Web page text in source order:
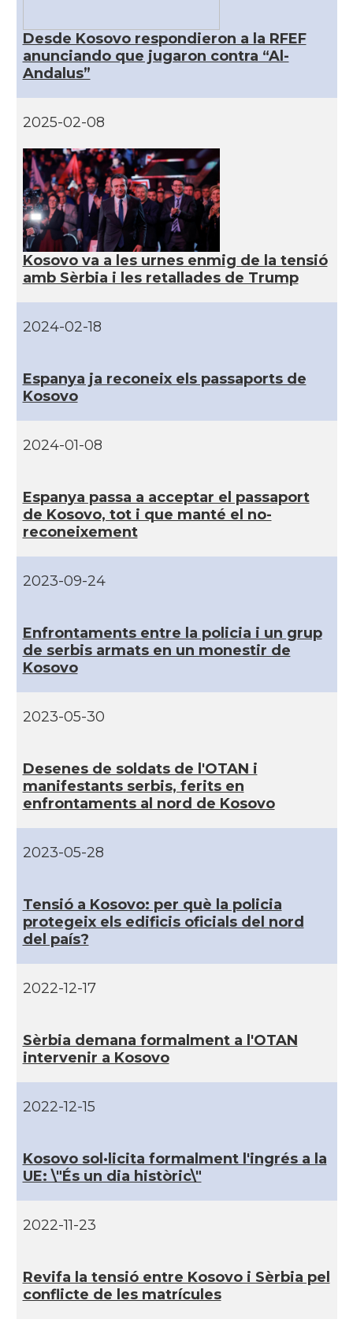
Desde Kosovo respondieron a la RFEF
anunciando que jugaron contra “Al-
Andalus”
2025-02-08
Kosovo va a les urnes enmig de la tensió
amb Sèrbia i les retallades de Trump
2024-02-18
Espanya ja reconeix els passaports de
Kosovo
2024-01-08
Espanya passa a acceptar el passaport
de Kosovo, tot i que manté el no-
reconeixement
2023-09-24
Enfrontaments entre la policia i un grup
de serbis armats en un monestir de
Kosovo
2023-05-30
Desenes de soldats de l'OTAN i
manifestants serbis, ferits en
enfrontaments al nord de Kosovo
2023-05-28
Tensió a Kosovo: per què la policia
protegeix els edificis oficials del nord
del paí­s?
2022-12-17
Sèrbia demana formalment a l'OTAN
intervenir a Kosovo
2022-12-15
Kosovo sol·licita formalment l'ingrés a la
UE: \"És un dia històric\"
2022-11-23
Revifa la tensió entre Kosovo i Sèrbia pel
conflicte de les matrí­cules